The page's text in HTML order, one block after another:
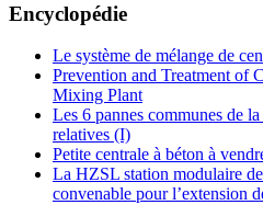
Encyclopédie
Le système de mélange de
Prevention and Treatment of
Mixing Plant
Les 6 pannes communes de
relatives (I)
Petite centrale à béton à
La HZSL station modulaire de
convenable pour l’extension